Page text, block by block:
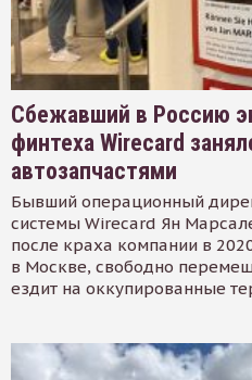
Сбежавший в Россию
финтеха Wirecard
автозапчастями
Бывший операционный
системы Wirecard Ян
после краха компании в
в Москве, свободно
ездит на оккупированные